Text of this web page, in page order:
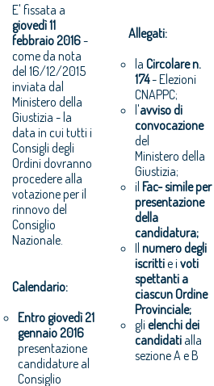
E' fissata a
giovedì 11
febbraio 2016-
come da nota
del 16/12/2015
inviata dal
Ministero della
Giustizia - la
data in cui tutti i
Consigli degli
Ordini dovranno
procedere alla
votazione per il
rinnovo del
Consiglio
Nazionale.
Calendario:
Entro giovedì 21
gennaio 2016
presentazione
candidature al
Consiglio
Allegati:
la Circolare n.
174- Elezioni
CNAPPC;
l'avviso di
convocazione
del
Ministero della
Giustizia;
il Fac- simile per
presentazione
della
candidatura;
Il numero degli
iscrittie i voti
spettanti a
ciascun Ordine
Provinciale;
gli elenchi dei
candidatialla
sezione A e B